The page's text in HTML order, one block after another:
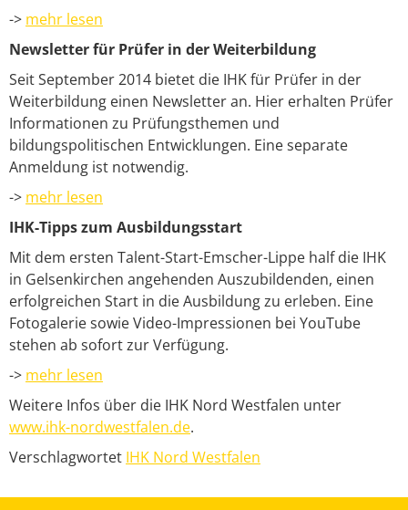
-> mehr lesen
Newsletter für Prüfer in der Weiterbildung
Seit September 2014 bietet die IHK für Prüfer in der
Weiterbildung einen Newsletter an. Hier erhalten Prüfer
Informationen zu Prüfungsthemen und
bildungspolitischen Entwicklungen. Eine separate
Anmeldung ist notwendig.
-> mehr lesen
IHK-Tipps zum Ausbildungsstart
Mit dem ersten Talent-Start-Emscher-Lippe half die IHK
in Gelsenkirchen angehenden Auszubildenden, einen
erfolgreichen Start in die Ausbildung zu erleben. Eine
Fotogalerie sowie Video-Impressionen bei YouTube
stehen ab sofort zur Verfügung.
-> mehr lesen
Weitere Infos über die IHK Nord Westfalen unter
www.ihk-nordwestfalen.de.
Verschlagwortet IHK Nord Westfalen